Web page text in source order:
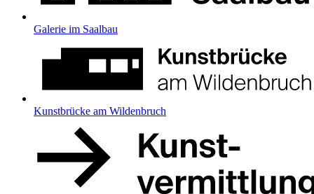
Galerie im Saalbau
Kunstbrücke am Wildenbruch